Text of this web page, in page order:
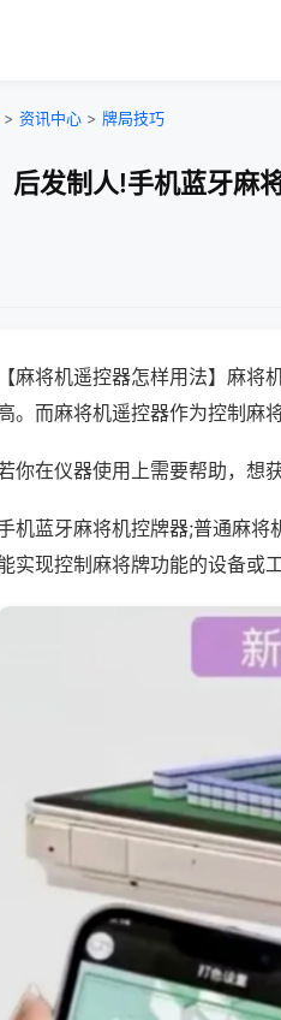
> 资讯中心 > 牌局技巧
后发制人!手机蓝牙麻
【麻将机遥控器怎样用法】麻
。而麻将机遥控器作为控制麻
你在仪器使用上需要帮助，想
机蓝牙麻将机控牌器;普通麻
实现控制麻将牌功能的设备或工